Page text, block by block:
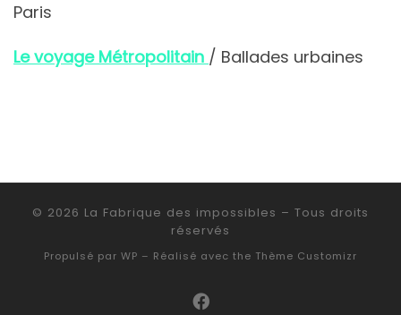
Paris
Le voyage Métropolitain / Ballades urbaines
© 2026 La Fabrique des impossibles – Tous droits
réservés
Propulsé par WP – Réalisé avec the Thème Customizr